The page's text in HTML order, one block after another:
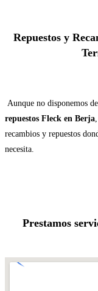
Repuestos y
Aunque no disponemos
repuestos Fleck en Berja
recambios y repuestos
necesita.
Prestamos